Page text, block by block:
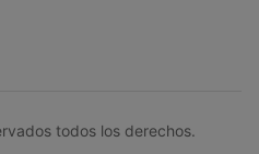
todos los derechos.